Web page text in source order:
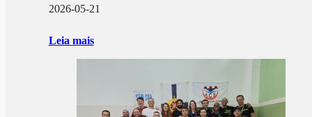
2026-05-21
Leia mais